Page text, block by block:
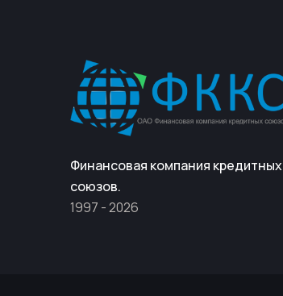
Финансовая компания кредитных
союзов.
1997 - 2026